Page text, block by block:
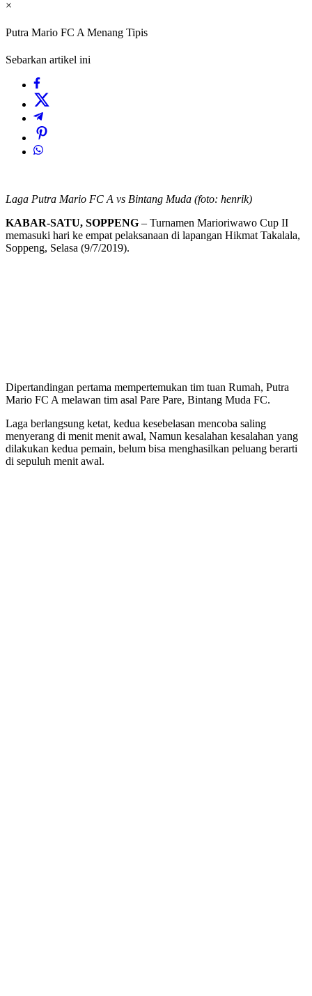
×
Putra Mario FC A Menang Tipis
Sebarkan artikel ini
Laga Putra Mario FC A vs Bintang Muda (foto: henrik)
KABAR-SATU, SOPPENG – Turnamen Marioriwawo Cup II
memasuki hari ke empat pelaksanaan di lapangan Hikmat Takalala,
Soppeng, Selasa (9/7/2019).
Dipertandingan pertama mempertemukan tim tuan Rumah, Putra
Mario FC A melawan tim asal Pare Pare, Bintang Muda FC.
Laga berlangsung ketat, kedua kesebelasan mencoba saling
menyerang di menit menit awal, Namun kesalahan kesalahan yang
dilakukan kedua pemain, belum bisa menghasilkan peluang berarti
di sepuluh menit awal.